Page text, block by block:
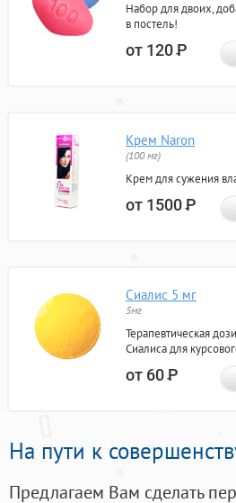
Набор для двоих,
в постель!
от 120Р
Крем Naron
(100 мг)
Крем для сужения
от 1500Р
Сиалис 5 мг
5мг
Терапевтическая
Сиалиса для
от 60Р
На пути к
Предлагаем Вам сделать